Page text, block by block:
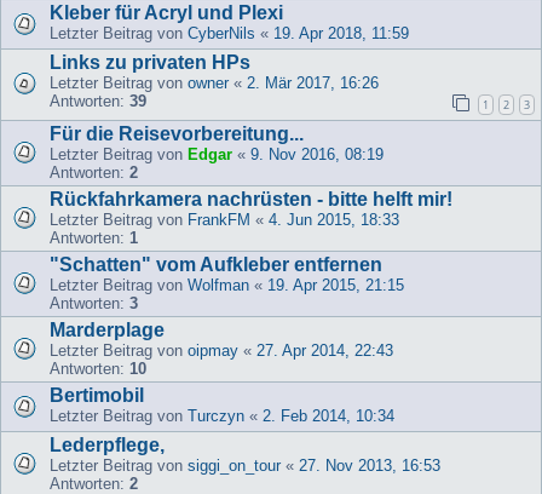
Kleber für Acryl und Plexi
Letzter Beitrag von CyberNils « 19. Apr 2018, 11:59
Links zu privaten HPs
Letzter Beitrag von owner « 2. Mär 2017, 16:26
Antworten: 39 1 2 3
Für die Reisevorbereitung...
Letzter Beitrag von Edgar « 9. Nov 2016, 08:19
Antworten: 2
Rückfahrkamera nachrüsten - bitte helft mir!
Letzter Beitrag von FrankFM « 4. Jun 2015, 18:33
Antworten: 1
"Schatten" vom Aufkleber entfernen
Letzter Beitrag von Wolfman « 19. Apr 2015, 21:15
Antworten: 3
Marderplage
Letzter Beitrag von oipmay « 27. Apr 2014, 22:43
Antworten: 10
Bertimobil
Letzter Beitrag von Turczyn « 2. Feb 2014, 10:34
Lederpflege,
Letzter Beitrag von siggi_on_tour « 27. Nov 2013, 16:53
Antworten: 2